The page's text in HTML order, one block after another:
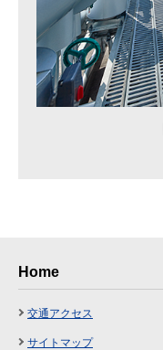
Home
交通アクセス
サイトマップ